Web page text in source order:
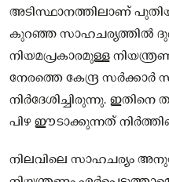
അടിസ്ഥാനത്തിലാണ്
കുറഞ്ഞ സാഹചര്യത്തില്‍
നിയമപ്രകാരമുള്ള
നേരത്തെ കേന്ദ്ര
നിര്‍ദേശിച്ചിരുന്നു.
പിഴ ഈടാക്കുന്നത്
നിലവിലെ സാഹചര്യം